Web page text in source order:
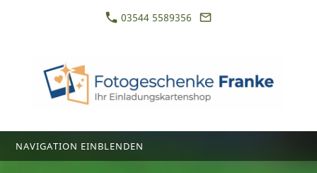
03544 5589356
NAVIGATION EINBLENDEN